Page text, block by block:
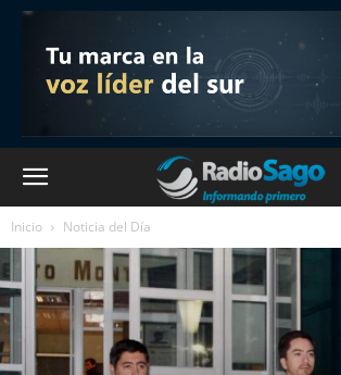
Inicio Noticia del Día